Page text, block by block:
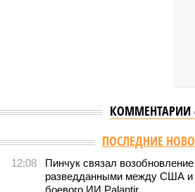
КОММЕНТАРИИ
Версия //Общество //
Земля уже не раз
крутой нрав – когда покажет снова?
Последние времена